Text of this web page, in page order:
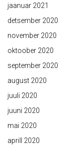
jaanuar 2021
detsember 2020
november 2020
oktoober 2020
september 2020
august 2020
juuli 2020
juuni 2020
mai 2020
aprill 2020